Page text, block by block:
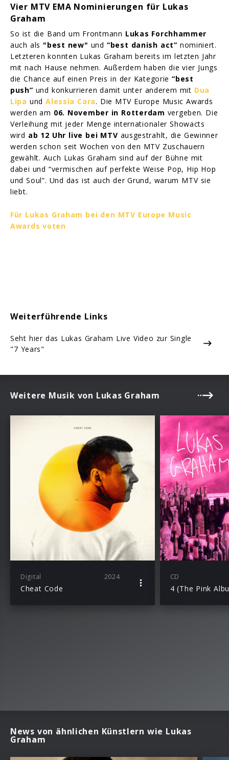
Vier MTV EMA Nominierungen für Lukas
Graham
So ist die Band um Frontmann Lukas Forchhammer
auch als "best new" und “best danish act” nominiert.
Letzteren konnten Lukas Graham bereits im letzten Jahr
mit nach Hause nehmen. Außerdem haben die vier Jungs
die Chance auf einen Preis in der Kategorie“best
push” und konkurrieren damit unter anderem mit Dua
Lipa und Alessia Cara. Die MTV Europe Music Awards
werden am 06. November in Rotterdam vergeben. Die
Verleihung mit jeder Menge internationaler Showacts
wird ab 12 Uhr live bei MTV ausgestrahlt, die Gewinner
werden schon seit Wochen von den MTV Zuschauern
gewählt. Auch Lukas Graham sind auf der Bühne mit
dabei und “vermischen auf perfekte Weise Pop, Hip Hop
und Soul”. Und das ist auch der Grund, warum MTV sie
liebt.
Für Lukas Graham bei den MTV Europe Music
Awards voten
Weiterführende Links
Seht hier das Lukas Graham Live Video zur Single
"7 Years"
Weitere Musik von Lukas Graham
Digital 2024
Cheat Code
CD
4 (The Pink
News von ähnlichen Künstlern wie Lukas
Graham